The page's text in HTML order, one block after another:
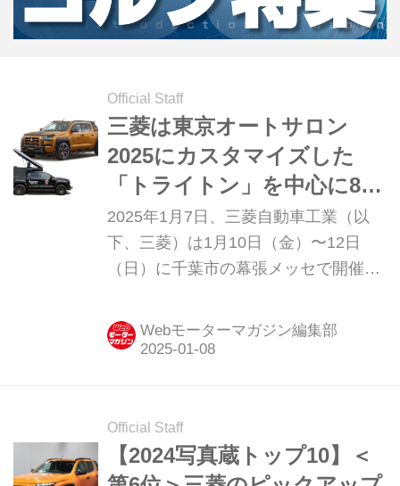
Official Staff
三菱は東京オートサロン
2025にカスタマイズした
「トライトン」を中心に8台
を出展！
2025年1月7日、三菱自動車工業（以
下、三菱）は1月10日（金）〜12日
（日）に千葉市の幕張メッセで開催さ
TAS2025）」に出展する車両の概要な
どを発表した。
Webモーターマガジン編集部
Official Staff
【2024写真蔵トップ10】＜